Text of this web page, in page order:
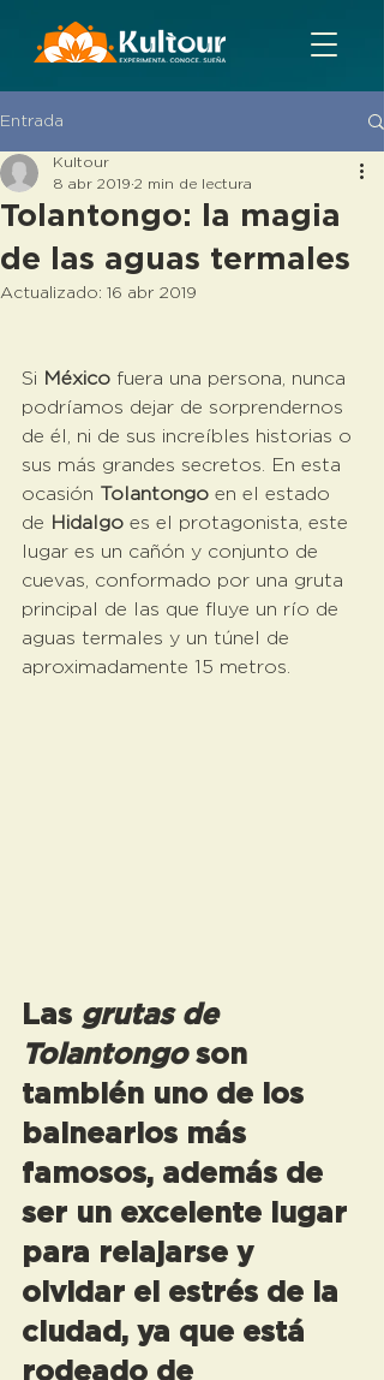
Entrada
Tolantongo: la magia
de las aguas termales
Kultour
8 abr 2019 2 min de lectura
Actualizado: 16 abr 2019
Si México fuera una persona, nunca
podríamos dejar de sorprendernos
de él, ni de sus increíbles historias o
sus más grandes secretos. En esta
ocasión Tolantongo en el estado
de Hidalgo es el protagonista, este
lugar es un cañón y conjunto de
cuevas, conformado por una gruta
principal de las que fluye un río de
aguas termales y un túnel de
aproximadamente 15 metros.
Las grutas de
Tolantongo son
también uno de los
balnearios más
famosos, además de
ser un excelente lugar
para relajarse y
olvidar el estrés de la
ciudad, ya que está
rodeado de